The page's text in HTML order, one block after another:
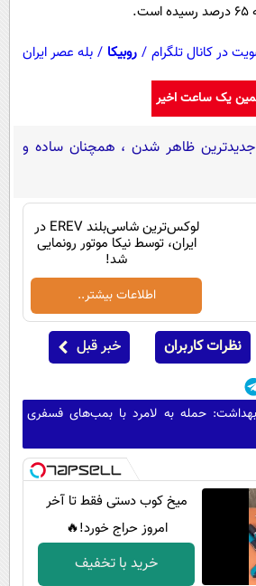
در کانال تلگرام / روبیکا / بله عصر ایران
یک ساعت اخیر
جدیدترین ظاهر شدن ، همچنان ساده و
لوکس‌ترین شاسی‌بلند EREV در
ایران، توسط نیکا موتور رونمایی
شد!
اطلاعات بیشتر..
نظرات کاربران خبر قبل
حمله به لامرد با بمب‌های فسفری
میخ کوب دستی فقط تا آخر
امروز حراج خورد!🔥
خرید با تخفیف